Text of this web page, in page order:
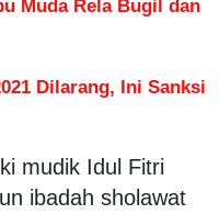
Muda Rela Bugil dan
Dilarang, Ini Sanksi
mudik Idul Fitri
ibadah sholawat